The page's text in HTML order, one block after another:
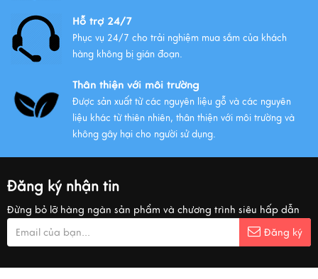
Hỗ trợ 24/7
Phục vụ 24/7 cho trải nghiệm mua sắm của khách
hàng không bị gián đoạn.
Thân thiện với môi trường
Được sản xuất từ các nguyên liệu gỗ và các nguyên
liệu khác từ thiên nhiên, thân thiện với môi trường và
không gây hại cho người sử dụng.
Đăng ký nhận tin
Đừng bỏ lỡ hàng ngàn sản phẩm và chương trình siêu hấp dẫn
Đăng ký